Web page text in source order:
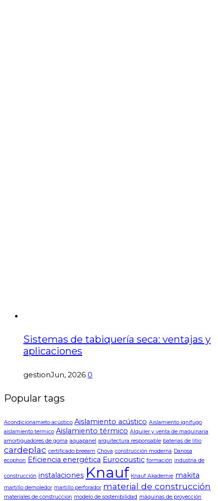
Sistemas de tabiquería seca: ventajas y
aplicaciones
gestionJun, 2026 0
Popular tags
Acondicionamieto acústico Aislamiento acústico Aislamiento ignífugo
aislamiento termico Aislamiento térmico Alquiler y venta de maquinaria
amortiguadores de goma aquapanel arquitectura responsable baterias de litio
cardeplac certificado breeam Chova construcción moderna Danosa
ecophon Eficiencia energética Eurocoustic formación industria de
construcción instalaciones Knauf Knauf Akademie makita
martillo demoledor martillo perforador material de construcción
materiales de construccion modelo de sostenibilidad máquinas de proyección